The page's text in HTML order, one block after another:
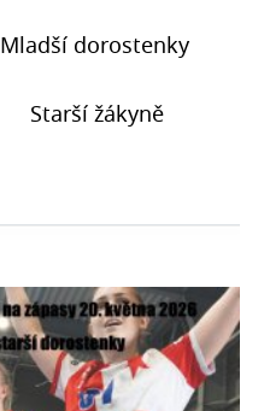
Mladší dorostenky
Starší žákyně